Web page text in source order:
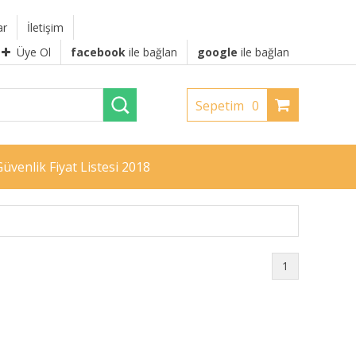
İletişim
Üye Ol
facebook ile bağlan google ile bağlan
Sepetim 0
Fiyat Listesi 2018
1